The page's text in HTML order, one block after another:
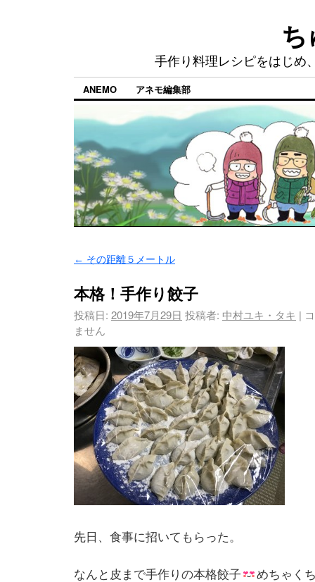
手作り料理レシピをはじめ
ANEMO アネモ編集部
← その距離５メートル
本格！手作り餃子
投稿日: 2019年7月29日 投稿者: 中村ユキ・タキ |
ません
先日、食事に招いてもらった。
なんと皮まで手作りの本格餃子
めちゃく